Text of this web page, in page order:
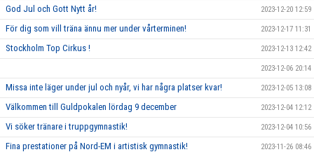
God Jul och Gott Nytt år! 2023-12-20 12:59
För dig som vill träna ännu mer under vårterminen! 2023-12-17 11:31
Stockholm Top Cirkus ! 2023-12-13 12:42
2023-12-06 20:14
Missa inte läger under jul och nyår, vi har några platser kvar! 2023-12-05 13:08
Välkommen till Guldpokalen lördag 9 december 2023-12-04 12:12
Vi söker tränare i truppgymnastik! 2023-12-04 10:56
Fina prestationer på Nord-EM i artistisk gymnastik! 2023-11-26 08:46